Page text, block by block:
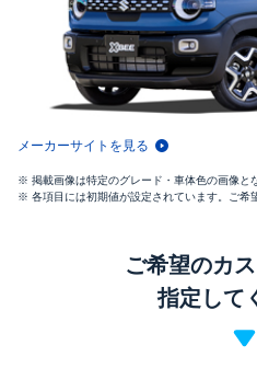
メーカーサイトを見る
掲載画像は特定のグレード・車体色の画像と
各項目には初期値が設定されています。ご希
ご希望のカ
指定して